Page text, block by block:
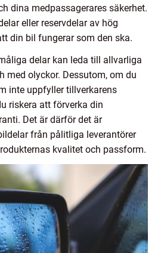
dina medpassagerares säkerhet.
eller reservdelar av hög
din bil fungerar som den ska.
delar kan leda till allvarliga
med olyckor. Dessutom, om du
inte uppfyller tillverkarens
riskera att förverka din
Det är därför det är
från pålitliga leverantörer
kvalitet och passform.